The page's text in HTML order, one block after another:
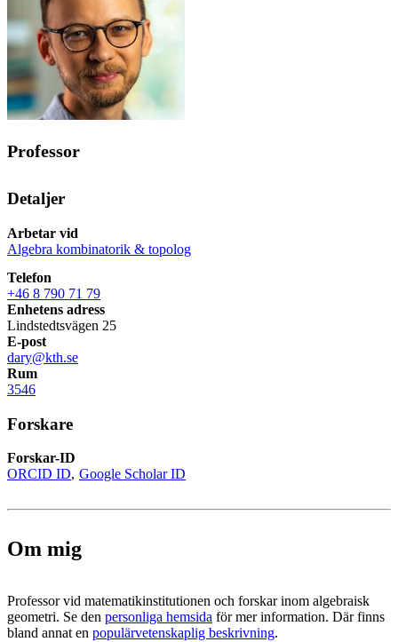
Professor
Detaljer
Arbetar vid
Algebra kombinatorik & topolog
Telefon
+46 8 790 71 79
Enhetens adress
Lindstedtsvägen 25
E-post
dary@kth.se
Rum
3546
Forskare
Forskar-ID
ORCID ID Google Scholar ID
Om mig
Professor vid matematikinstitutionen och forskar inom algebraisk
geometri. Se den personliga hemsida för mer information. Där finns
bland annat en populärvetenskaplig beskrivning.